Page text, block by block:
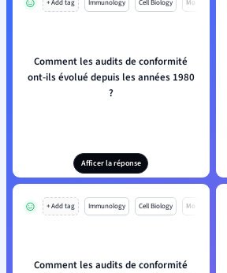
+ Add tag Immunology Cell Biology Mo
Comment les audits de conformité
ont-ils évolué depuis les années 1980
?
Afficer la réponse
+ Add tag Immunology Cell Biology Mo
Comment les audits de conformité